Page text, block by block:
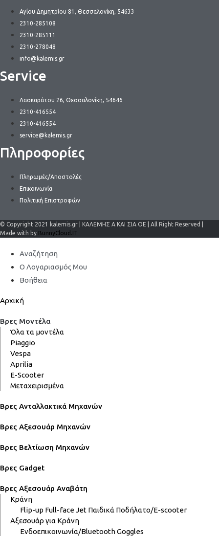
Αγίου Δημητρίου 81, Θεσσαλονίκη, 54633
2310-285108
2310-285111
2310-278048
info@kalemis.gr
Service
Λασκαράτου 26, Θεσσαλονίκη, 54646
2310-416554
2310-416554
service@kalemis.gr
Πληροφορίες
Πληρωμές/Αποστολές
Επικοινωνία
Πολιτική Επιστροφών
© Copyright 2021 kalemis.gr | ΚΑΛΕΜΗΣ Α ΚΑΙ ΣΙΑ ΟΕ | All Right Reserved |
Made with by BunnyCloud.IT
Αναζήτηση
Ο Λογαριασμός Μου
Βοήθεια
Αρχική
Βρες Μοντέλα
Όλα τα μοντέλα
Piaggio
Vespa
Aprilia
E-Scooter
Μεταχειρισμένα
Βρες Ανταλλακτικά Μηχανών
Βρες Αξεσουάρ Μηχανών
Βρες Βελτίωση Μηχανών
Βρες Gadget
Βρες Αξεσουάρ Αναβάτη
Κράνη
Flip-up Full-faceJet Παιδικά Ποδήλατο/E-scooter
Αξεσουάρ για Κράνη
Ενδοεπικοινωνία/BluetoothGoggles